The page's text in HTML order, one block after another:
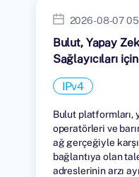
2026-08-07
Bulut, Yapay
Sağlayıcıları
IPv4
Bulut platformları,
operatörleri ve
ağ gerçeğiyle
bağlantıya olan
adreslerinin arzı